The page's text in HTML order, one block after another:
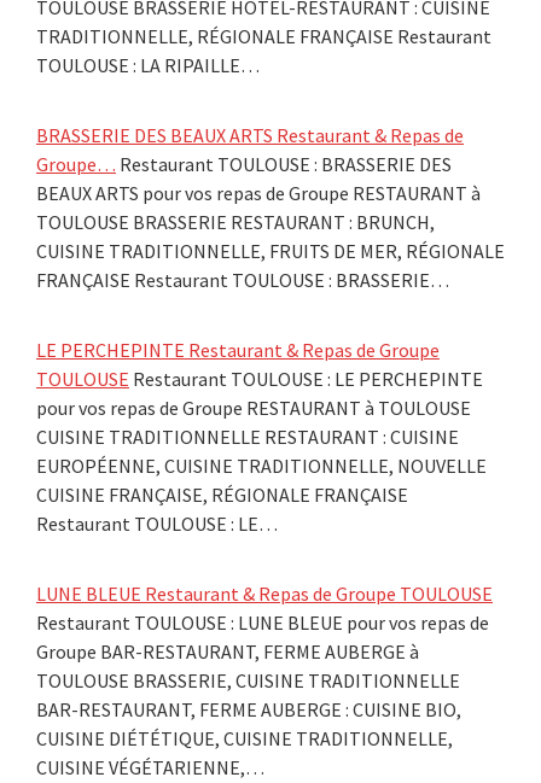
TOULOUSE BRASSERIE HOTEL-RESTAURANT : CUISINE
TRADITIONNELLE, RÉGIONALE FRANÇAISE Restaurant
TOULOUSE : LA RIPAILLE…
BRASSERIE DES BEAUX ARTS Restaurant & Repas de
Groupe… Restaurant TOULOUSE : BRASSERIE DES
BEAUX ARTS pour vos repas de Groupe RESTAURANT à
TOULOUSE BRASSERIE RESTAURANT : BRUNCH,
CUISINE TRADITIONNELLE, FRUITS DE MER, RÉGIONALE
FRANÇAISE Restaurant TOULOUSE : BRASSERIE…
LE PERCHEPINTE Restaurant & Repas de Groupe
TOULOUSE Restaurant TOULOUSE : LE PERCHEPINTE
pour vos repas de Groupe RESTAURANT à TOULOUSE
CUISINE TRADITIONNELLE RESTAURANT : CUISINE
EUROPÉENNE, CUISINE TRADITIONNELLE, NOUVELLE
CUISINE FRANÇAISE, RÉGIONALE FRANÇAISE
Restaurant TOULOUSE : LE…
LUNE BLEUE Restaurant & Repas de Groupe TOULOUSE
Restaurant TOULOUSE : LUNE BLEUE pour vos repas de
Groupe BAR-RESTAURANT, FERME AUBERGE à
TOULOUSE BRASSERIE, CUISINE TRADITIONNELLE
BAR-RESTAURANT, FERME AUBERGE : CUISINE BIO,
CUISINE DIÉTÉTIQUE, CUISINE TRADITIONNELLE,
CUISINE VÉGÉTARIENNE,…